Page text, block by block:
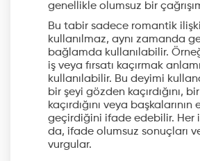
genellikle olumsuz bir
Bu tabir sadece romantik
kullanılmaz, aynı zamanda
bağlamda kullanılabilir.
iş veya fırsatı kaçırmak
kullanılabilir. Bu deyimi
bir şeyi gözden kaçırdığını, bir
kaçırdığını veya başkalarının
geçirdiğini ifade edebilir. Her
da, ifade olumsuz sonuçları
vurgular.